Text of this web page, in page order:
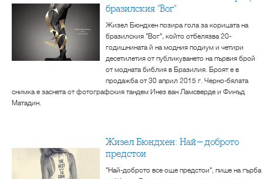
бразилския "Вог"
Жизел Бюндхен позира гола за корицата на
бразилския "Вог", който отбелязва 20-
годишнината й на модния подиум и четири
десетилетия от публикуването на първия брой
от модната библия в Бразилия. Броят е в
продажба от 30 април 2015 г. Черно-бялата
снимка е заснета от фотографския тандем Инез ван Ламсверде и Финъд
Матадин.
Жизел Бюндхен: Най-доброто
предстои
"Най-доброто все още предстои", пише на гърба